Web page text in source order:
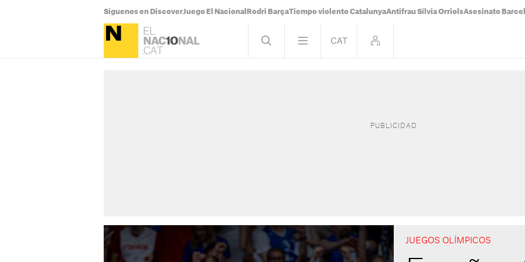
Síguenos en DiscoverJuego El Nacional Rodri BarçaTiempo violento CatalunyaAntifrau Sílvia OrriolsAsesinato
JUEGOS OLÍMPICOS